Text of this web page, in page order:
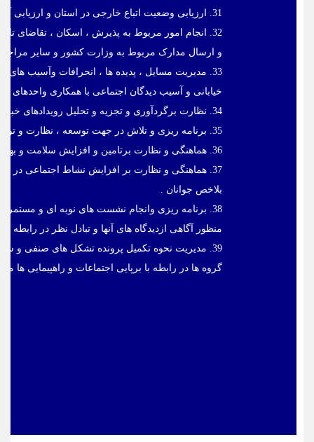
31. ارزیابی وضعیت اتباع خارجی در استان و ارزیابی آثارمثبت و منفی تابعیت خارجی در کشور به منظور ارایه راهکارهای قانونی .
32. انجام امور مربوط به پذیرش ، اسکان ، تقاضای
و ارسال مدارک مربوط به وزارت کشور و سایر مراجع
33. مدیریت مسایل ، پدیده ها ، انحرافات وآسیب
خیابانی و آسیب دیدگان اجتماعی با همکاری واحدهای
34. نظارت برگردآوری و تجزیه و تحلیل رویدادهای خبری و گزارشات سیاسی و اجتماعی استان و انعکاس به وزارت کشور.
35. برنامه ریزی و تلاش در جهت توسعه ، نظارت و توانمند سازی سازمان های مردم نهاد .
36. هماهنگی و نظارت برتامین و افزایش سلامت و بهداشت مردم و پیشگیری از بیماری های واگیردار در استان .
37. هماهنگی و نظارت بر افزایش نشاط اجتماعی
بلاخص جوانان .
38. برنامه ریزی وانجام نشست های نوبه ای و
منظور آگاهی ازدیدگاه های آنها و تبادل نظر در رابطه
39. مدیریت نحوه تکمیل پرونده تشکل های صنفی و
گروه ها در رابطه با برپایی اجتماعات و راهپیمایی ها